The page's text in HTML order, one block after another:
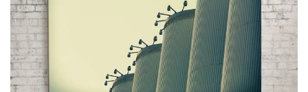
favorite